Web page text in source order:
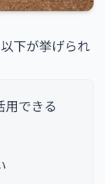
下が挙げられ
用できる